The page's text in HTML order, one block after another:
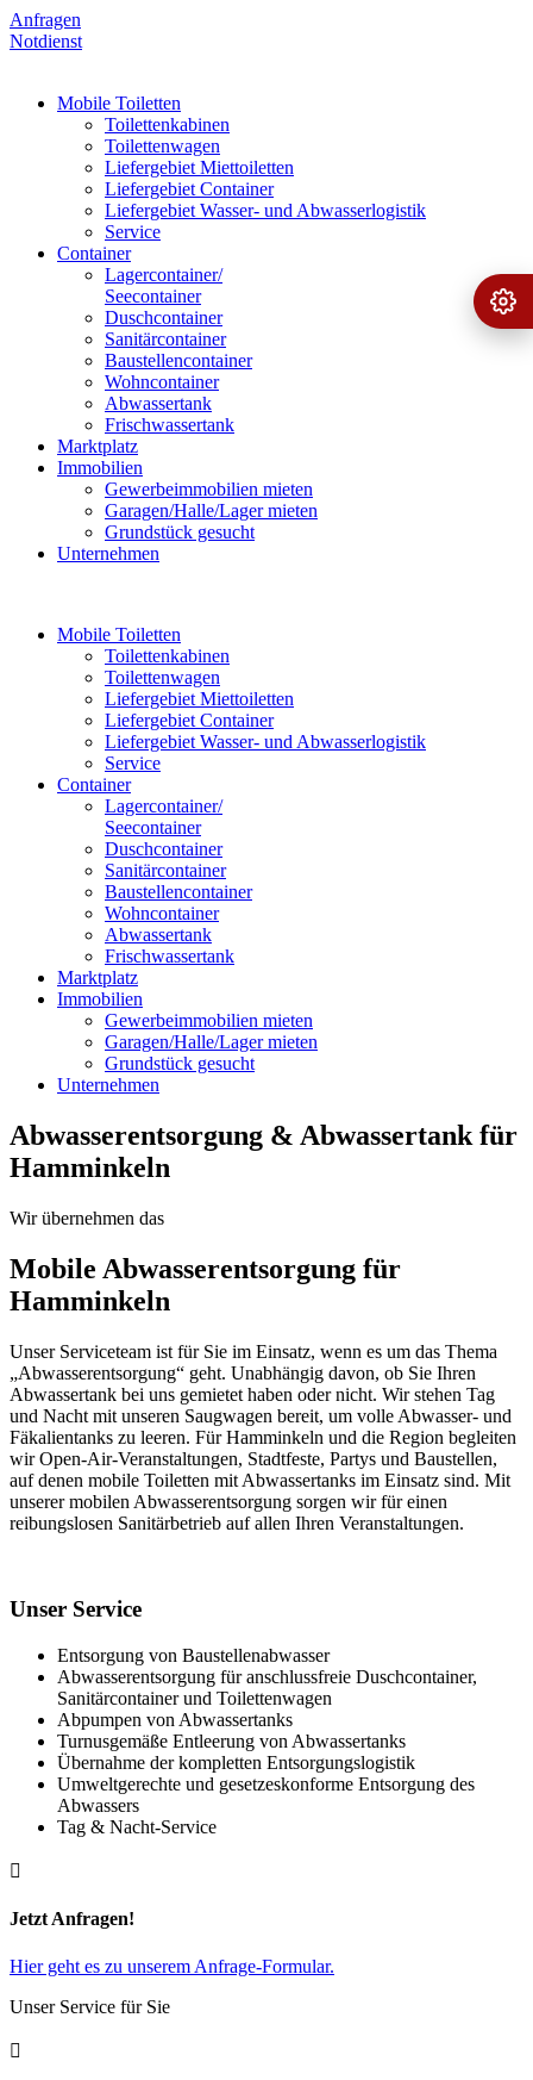
Anfragen
Notdienst
Mobile Toiletten
Toilettenkabinen
Toilettenwagen
Liefergebiet Miettoiletten
Liefergebiet Container
Liefergebiet Wasser- und Abwasserlogistik
Service
Container
Lagercontainer/
Seecontainer
Duschcontainer
Sanitärcontainer
Baustellencontainer
Wohncontainer
Abwassertank
Frischwassertank
Marktplatz
Immobilien
Gewerbeimmobilien mieten
Garagen/Halle/Lager mieten
Grundstück gesucht
Unternehmen
Mobile Toiletten
Toilettenkabinen
Toilettenwagen
Liefergebiet Miettoiletten
Liefergebiet Container
Liefergebiet Wasser- und Abwasserlogistik
Service
Container
Lagercontainer/
Seecontainer
Duschcontainer
Sanitärcontainer
Baustellencontainer
Wohncontainer
Abwassertank
Frischwassertank
Marktplatz
Immobilien
Gewerbeimmobilien mieten
Garagen/Halle/Lager mieten
Grundstück gesucht
Unternehmen
Abwasserentsorgung & Abwassertank für
Hamminkeln
Wir übernehmen das
Mobile Abwasserentsorgung für
Hamminkeln
Unser Serviceteam ist für Sie im Einsatz, wenn es um das Thema
„Abwasserentsorgung“ geht. Unabhängig davon, ob Sie Ihren
Abwassertank bei uns gemietet haben oder nicht. Wir stehen Tag
und Nacht mit unseren Saugwagen bereit, um volle Abwasser- und
Fäkalientanks zu leeren. Für Hamminkeln und die Region begleiten
wir Open-Air-Veranstaltungen, Stadtfeste, Partys und Baustellen,
auf denen mobile Toiletten mit Abwassertanks im Einsatz sind. Mit
unserer mobilen Abwasserentsorgung sorgen wir für einen
reibungslosen Sanitärbetrieb auf allen Ihren Veranstaltungen.
Unser Service
Entsorgung von Baustellenabwasser
Abwasserentsorgung für anschlussfreie Duschcontainer,
Sanitärcontainer und Toilettenwagen
Abpumpen von Abwassertanks
Turnusgemäße Entleerung von Abwassertanks
Übernahme der kompletten Entsorgungslogistik
Umweltgerechte und gesetzeskonforme Entsorgung des
Abwassers
Tag & Nacht-Service

Jetzt Anfragen!
Hier geht es zu unserem Anfrage-Formular.
Unser Service für Sie

›